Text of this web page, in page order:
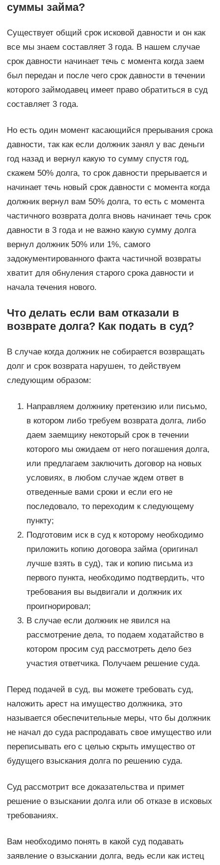
суммы займа?
Существует общий срок исковой давности и он как
все мы знаем составляет 3 года. В нашем случае
срок давности начинает течь с момента когда заем
был передан и после чего срок давности в течении
которого займодавец имеет право обратиться в суд
составляет 3 года.
Но есть один момент касающийся прерывания срока
давности, так как если должник занял у вас деньги
год назад и вернул какую то сумму спустя год,
скажем 50% долга, то срок давности прерывается и
начинает течь новый срок давности с момента когда
должник вернул вам 50% долга, то есть с момента
частичного возврата долга вновь начинает течь срок
давности в 3 года и не важно какую сумму долга
вернул должник 50% или 1%, самого
задокументированного факта частичной возвраты
хватит для обнуления старого срока давности и
начала течения нового.
Что делать если вам отказали в
возврате долга? Как подать в суд?
В случае когда должник не собирается возвращать
долг и срок возврата нарушен, то действуем
следующим образом:
Направляем должнику претензию или письмо,
в котором либо требуем возврата долга, либо
даем заемщику некоторый срок в течении
которого мы ожидаем от него погашения долга,
или предлагаем заключить договор на новых
условиях, в любом случае ждем ответ в
отведенные вами сроки и если его не
последовало, то переходим к следующему
пункту;
Подготовим иск в суд к которому необходимо
приложить копию договора займа (оригинал
лучше взять в суд), так и копию письма из
первого пункта, необходимо подтвердить, что
требования вы выдвигали и должник их
проигнорировал;
В случае если должник не явился на
рассмотрение дела, то подаем ходатайство в
котором просим суд рассмотреть дело без
участия ответчика. Получаем решение суда.
Перед подачей в суд, вы можете требовать суд,
наложить арест на имущество должника, это
называется обеспечительные меры, что бы должник
не начал до суда распродавать свое имущество или
переписывать его с целью скрыть имущество от
будущего взыскания долга по решению суда.
Суд рассмотрит все доказательства и примет
решение о взыскании долга или об отказе в исковых
требованиях.
Вам необходимо понять в какой суд подавать
заявление о взыскании долга, ведь если как истец